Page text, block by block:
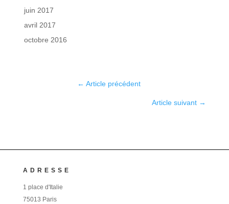
juin 2017
avril 2017
octobre 2016
← Article précédent
Article suivant →
ADRESSE
1 place d'Italie
75013 Paris